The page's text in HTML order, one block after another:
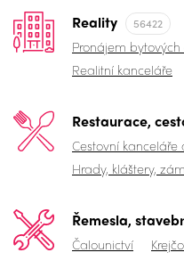
Reality 56422
Pronájem
Realitní kanceláře
Restaurace,
Cestovní kanceláře
Hrady, kláštery,
Řemesla,
Čalounictví